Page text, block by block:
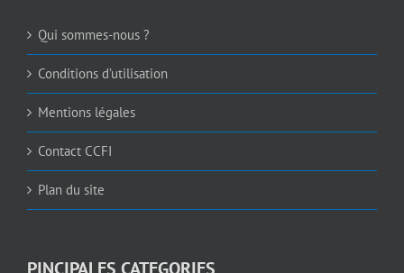
Qui sommes-nous ?
Conditions d’utilisation
Mentions légales
Contact CCFI
Plan du site